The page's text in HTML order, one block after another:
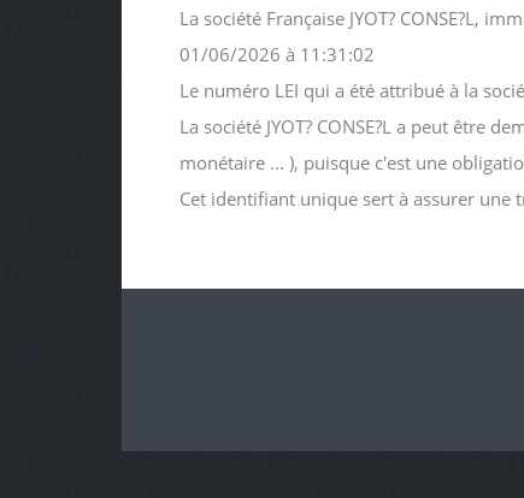
La société Française JYOT? CONSE?L,
01/06/2026 à 11:31:02
Le numéro LEI qui a été attribué à la
La société JYOT? CONSE?L a peut être
monétaire ... ), puisque c'est une
Cet identifiant unique sert à assurer une